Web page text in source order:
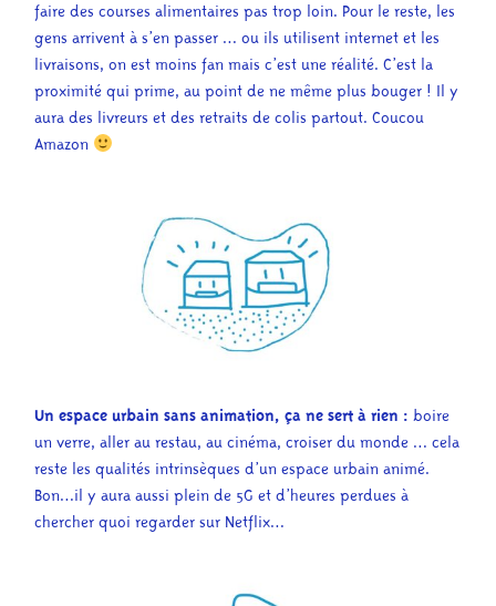
faire des courses alimentaires pas trop loin. Pour le reste, les
gens arrivent à s’en passer … ou ils utilisent internet et les
livraisons, on est moins fan mais c’est une réalité. C’est la
proximité qui prime, au point de ne même plus bouger ! Il y
aura des livreurs et des retraits de colis partout. Coucou
Amazon
Un espace urbain sans animation, ça ne sert à rien : boire
un verre, aller au restau, au cinéma, croiser du monde … cela
reste les qualités intrinsèques d’un espace urbain animé.
Bon…il y aura aussi plein de 5G et d’heures perdues à
chercher quoi regarder sur Netflix…